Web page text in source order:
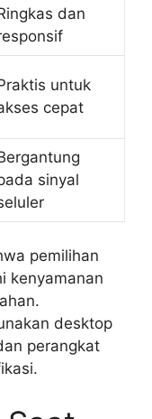
dan
untuk
cepat
sinyal
pemilihan
kenyamanan
desktop
perangkat